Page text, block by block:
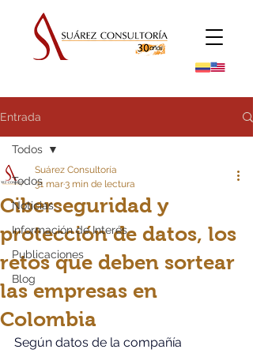
Entrada
Todos
Noticias
Información de Interés
Publicaciones
Blog
Todos
Ciberseguridad y
protección de datos, los
retos que deben sortear
las empresas en
Colombia
Suárez Consultoría
31 mar3 min de lectura
Según datos de la compañía